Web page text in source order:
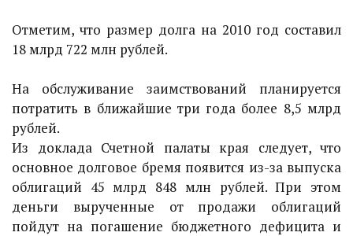
Отметим, что размер долга на 2010 год составил
18 млрд 722 млн рублей.
На обслуживание заимствований планируется
потратить в ближайшие три года более 8,5 млрд
рублей.
Из доклада Счетной палаты края следует, что
основное долговое бремя появится из-за выпуска
облигаций 45 млрд 848 млн рублей. При этом
деньги вырученные от продажи облигаций
пойдут на погашение бюджетного дефицита и